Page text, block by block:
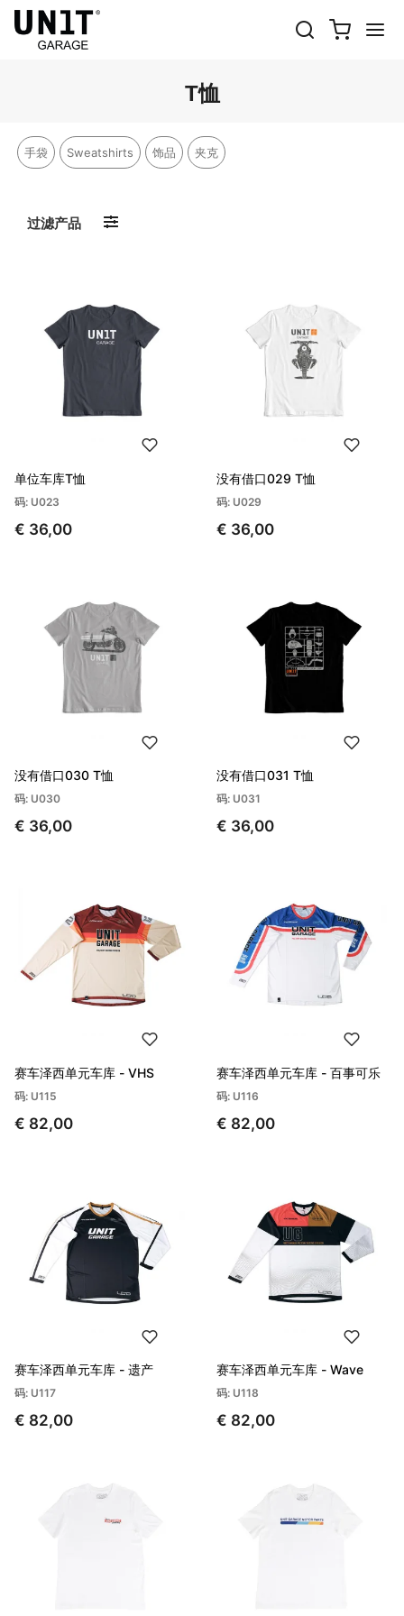
T恤
手袋 Sweatshirts 饰品 夹克
过滤产品
单位车库T恤
码: U023
€ 36,00
没有借口029 T恤
码: U029
€ 36,00
没有借口030 T恤
码: U030
€ 36,00
没有借口031 T恤
码: U031
€ 36,00
赛车泽西单元车库 - VHS
码: U115
€ 82,00
赛车泽西单元车库 - 百事可乐
码: U116
€ 82,00
赛车泽西单元车库 - 遗产
码: U117
€ 82,00
赛车泽西单元车库 - Wave
码: U118
€ 82,00